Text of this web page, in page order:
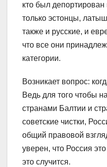
кто был
только эстонцы,
также и русские, и
что все они
категории.
Возникает вопрос:
Ведь для того чтобы
странами Балтии и
советские чистки,
общий правовой
уверен, что Россия
это случится.